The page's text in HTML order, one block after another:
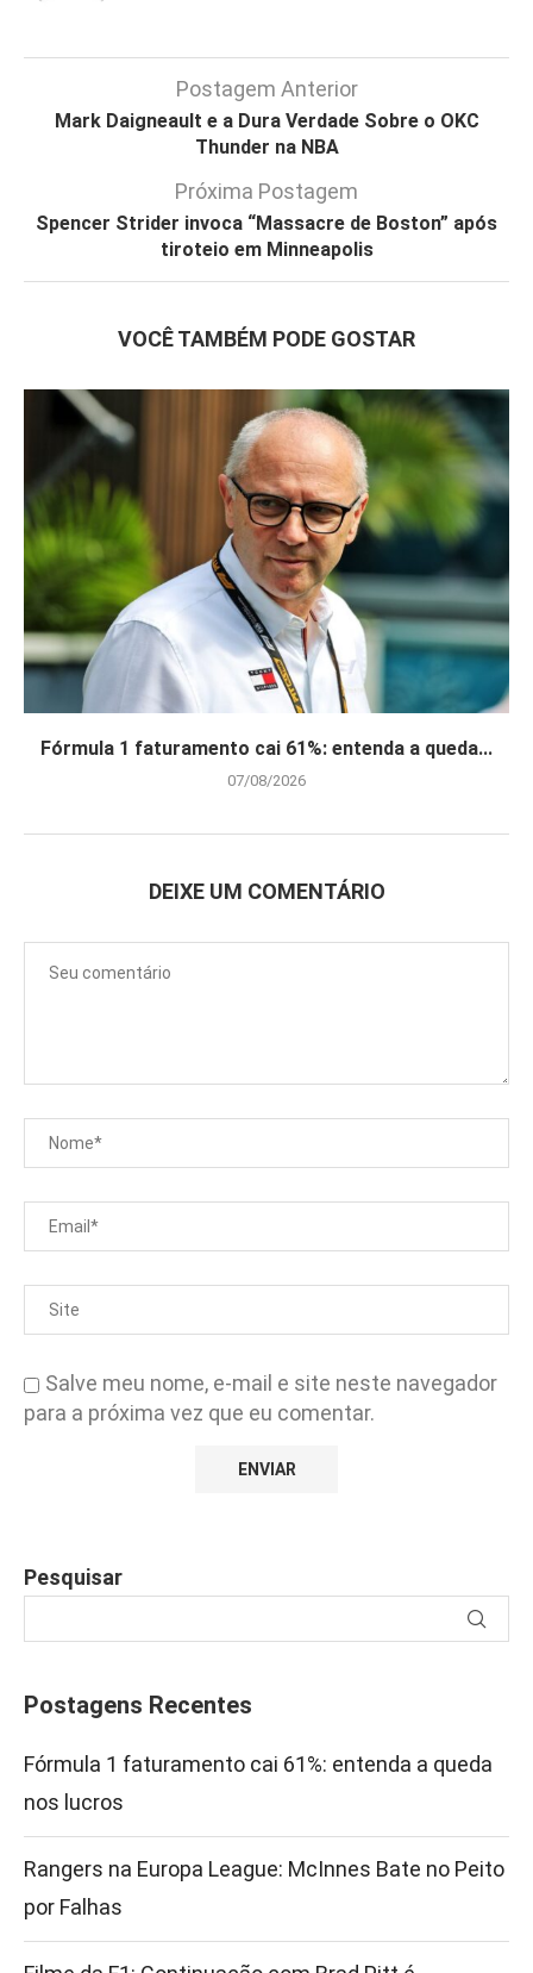
Postagem Anterior
Mark Daigneault e a Dura Verdade Sobre o OKC
Thunder na NBA
Próxima Postagem
Spencer Strider invoca “Massacre de Boston” após
tiroteio em Minneapolis
VOCÊ TAMBÉM PODE GOSTAR
Fórmula 1 faturamento cai 61%: entenda a queda...
07/08/2026
DEIXE UM COMENTÁRIO
Salve meu nome, e-mail e site neste navegador
para a próxima vez que eu comentar.
Pesquisar
Postagens Recentes
Fórmula 1 faturamento cai 61%: entenda a queda
nos lucros
Rangers na Europa League: McInnes Bate no Peito
por Falhas